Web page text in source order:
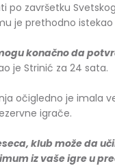
završetku
je prethodno
konačno da
je Strinić za 24 sata.
očigledno je imala
igrače.
klub može da
iz vaše igre u